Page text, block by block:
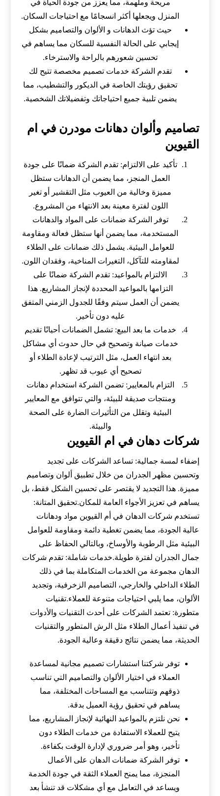
مريحة وملهمة، مما يعزز من جودة الحياة في
المنزل ويجعلها أكثر انسجامًا مع احتياجات السكان.
حيث تؤث الدهانات و الألوان والتصاميم بشكل
إيجابي على الحالة النفسية للسكان مما يساهم في
تحسين شعورهم بالراحة والاسترخاء.
تقدم الشركة خدمات تصميم مخصصة تتيح لك
تحقيق رؤيتك الخاصة في الديكور والتشطيب، مما
يضمن تلبية جميع احتياجاتك وتفضيلاتك الشخصية.
تصاميم وألوان دهانات مودرن في ام
القيوين
تأكيد على الالتزام: تقدم الشركة ضمانًا على جودة
العمل المنجز، مما يضمن أن الدهانات ستظل
مميزة وخالية من العيوب مثل التقشير أو تغير
اللون لفترة معينة بعد الانتهاء من المشروع.
توفر الشركة ضمانات على المواد والدهانات
المستخدمة، مما يضمن أنها ستظل فعالة ومقاومة
للعوامل البيئية. يشمل ذلك ضمانات على الطلاء
لمقاومته للتآكل، التغيرات المناخية، وفقدان اللون.
الالتزام بالمواعيد: تقدم الشركة ضمانًا على
التزامها بالمواعيد المحددة لإنجاز المشاريع. هذا
يضمن أن العمل سيتم وفقًا للجدول الزمني المتفق
عليه دون تأخير.
خدمات ما بعد البيع: تشمل الضمانات أحيانًا تقديم
خدمات صيانة وتصحيح في حال حدوث أي مشاكل
بعد انتهاء العمل، مثل الترتيب لإعادة الطلاء أو
تصحيح أي عيوب قد تظهر.
التزام بالمعايير: تضمن الشركة استخدام دهانات
ومنتجات صديقة للبيئة، والتي تتوافق مع المعايير
البيئية وتقلل من التأثيرات الضارة على الصحة
والبيئة.
شركات دهان في ام القيوين
إضفاء لمسة جمالية: تساعد الشركات على تجديد
وتحسين مظهر الجدران من خلال تطبيق ألوان وتصاميم
مميزة. هذا التجديد لا يقتصر على تحسين الشكل فقط، بل
يساهم في تعزيز الأجواء العامة للمكان.تحقيق المتانة:
تستخدم شركات الدهان في أم القيوين مواد ودهانات
عالية الجودة، مما يضمن تغطية دائمة ومقاومة للعوامل
البيئية مثل الرطوبة والأوساخ، وبالتالي الحفاظ على
جمال الجدران لفترة طويلة.خدمات شاملة: تقدم شركات
الدهان مجموعة من الخدمات المتكاملة بما في ذلك
الطلاء الداخلي والخارجي، التصاميم الزخرفية، وتجديد
الألوان، مما يلبي احتياجات متنوعة للعملاء.تقنيات
متطورة: تعتمد الشركات على أحدث التقنيات والأدوات
في تنفيذ أعمال الطلاء مثل الرش المتطور والتقنيات
الحديثة، مما يضمن نتائج دقيقة وعالية الجودة.
توفر شركتنا استشارات تصميم مجانية لمساعدة
العملاء في اختيار الألوان والتصاميم التي تناسب
ذوقهم وتتناسب مع المساحات المختلفة، مما
يساهم في تحقيق رؤية العميل بدقة.
نحن نلتزم بالمواعيد النهائية لإنجاز المشاريع، مما
يتيح للعملاء الاستفادة من خدمات الطلاء دون
تأخير، وهو أمر ضروري لإدارة الوقت بكفاءة.
توفر الشركة ضمانات الدهان على الأعمال
المنجزة، مما يمنح العملاء الثقة في جودة الخدمة
ويساعد في التعامل مع أي مشكلات قد تنشأ بعد